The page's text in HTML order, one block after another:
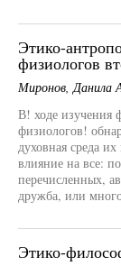
Этико-
физиологов
Миронов, Данила
В! ходе изучения
физиологов!
духовная среда
влияние на все:
перечисленных,
дружба, или
Этико-